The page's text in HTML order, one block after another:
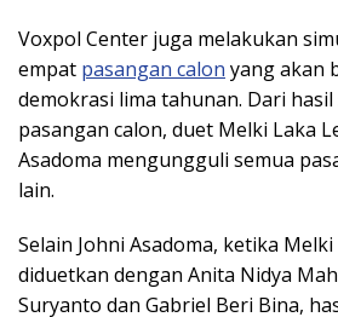
Voxpol Center juga melakukan
empat pasangan calon yang akan
demokrasi lima tahunan. Dari
pasangan calon, duet Melki Laka
Asadoma mengungguli semua
lain.
Selain Johni Asadoma, ketika
diduetkan dengan Anita Nidya
Suryanto dan Gabriel Beri Bina,